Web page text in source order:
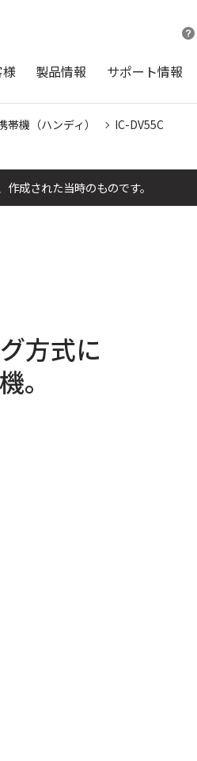
製品情報 サポート情報
帯機（ハンディ） IC-DV55C
成された当時のものです。
方式に
。